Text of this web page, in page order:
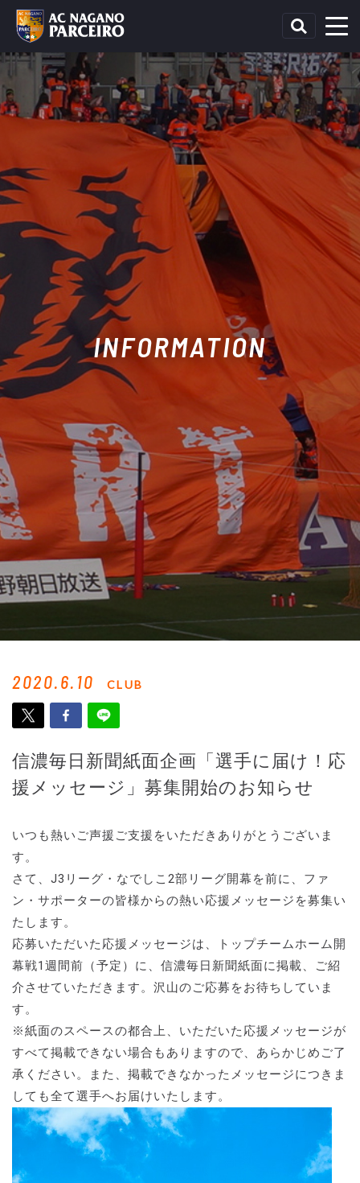
INFORMATION
2020.6.10 CLUB
信濃毎日新聞紙面企画「選手に届け！応
援メッセージ」募集開始のお知らせ
いつも熱いご声援ご支援をいただきありがとうございま
す。
さて、J3リーグ・なでしこ2部リーグ開幕を前に、ファ
ン・サポーターの皆様からの熱い応援メッセージを募集い
たします。
応募いただいた応援メッセージは、トップチームホーム開
幕戦1週間前（予定）に、信濃毎日新聞紙面に掲載、ご紹
介させていただきます。沢山のご応募をお待ちしていま
す。
※紙面のスペースの都合上、いただいた応援メッセージが
すべて掲載できない場合もありますので、あらかじめご了
承ください。また、掲載できなかったメッセージにつきま
しても全て選手へお届けいたします。